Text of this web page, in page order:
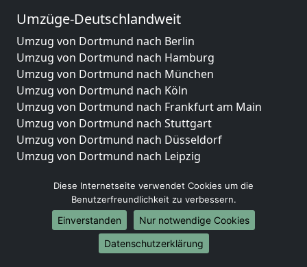
Umzüge-Deutschlandweit
Umzug von Dortmund nach Berlin
Umzug von Dortmund nach Hamburg
Umzug von Dortmund nach München
Umzug von Dortmund nach Köln
Umzug von Dortmund nach Frankfurt am Main
Umzug von Dortmund nach Stuttgart
Umzug von Dortmund nach Düsseldorf
Umzug von Dortmund nach Leipzig
Umzug von Dortmund nach Essen
Umzug von Dortmund nach Bremen
Umzug von Dortmund nach Dresden
Umzug von Dortmund nach Hannover
Umzug von Dortmund nach Nürnberg
Diese Internetseite verwendet Cookies um die
Benutzerfreundlichkeit zu verbessern.
Einverstanden
Nur notwendige Cookies
Datenschutzerklärung